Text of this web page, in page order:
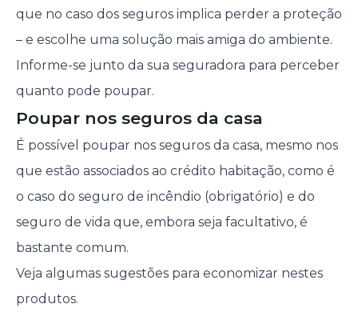
que no caso dos seguros implica perder a proteção
– e escolhe uma solução mais amiga do ambiente.
Informe-se junto da sua seguradora para perceber
quanto pode poupar.
Poupar nos seguros da casa
É possível poupar nos seguros da casa, mesmo nos
que estão associados ao crédito habitação, como é
o caso do seguro de incêndio (obrigatório) e do
seguro de vida que, embora seja facultativo, é
bastante comum.
Veja algumas sugestões para economizar nestes
produtos.